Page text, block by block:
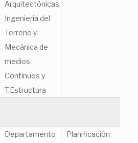
Arquitectónicas,
Ingeniería del
Terreno y
Mecánica de
medios
Continuos y
T.Estructura
Departamento
Planificación